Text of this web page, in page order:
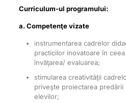
Curriculum-ul programului:
a. Competenţe vizate
instrumentarea cadrelor
practicilor inovatoare în
învăţarea/ evaluarea;
stimularea creativităţii
priveşte proiectarea
elevilor;